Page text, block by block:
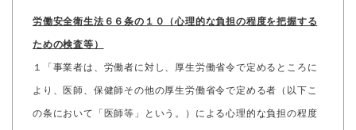
労働安全衛生法６６条の１０（心理的な負担の程度を把握する
ための検査等）
１「事業者は、労働者に対し、厚生労働省令で定めるところに
より、医師、保健師その他の厚生労働省令で定める者（以下こ
の条において「医師等」という。）による心理的な負担の程度